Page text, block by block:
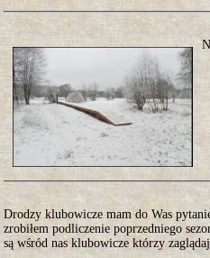
Drodzy klubowicze mam do Was
zrobiłem podliczenie poprzedniego
są wśród nas klubowicze którzy